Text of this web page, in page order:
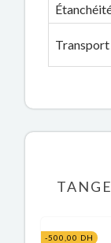
Transport
-500,00 DH